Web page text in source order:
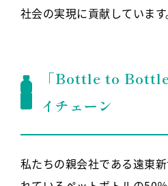
社会の実現に貢献しています
「Bottle to Bottle
イチェーン
私たちの親会社である遠東